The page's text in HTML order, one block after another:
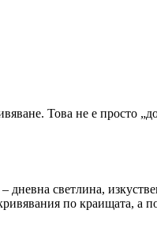
Това не е просто
светлина,
по краищата, а